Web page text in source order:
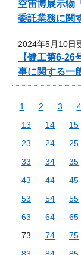
空宙博展示物
委託業務に関
2024年5月10日
【健工第6-
事に関する一
1 2 3 4
13
14 15
23
24 25
33
34 35
43
44 45
53
54 55
63
64 65
73
74 75